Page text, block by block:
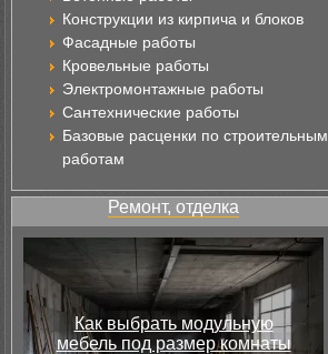
Конструкции из кирпича и блоков
Фасадные работы
Кровельные работы
Электромонтажные работы
Сантехнические работы
Базовые расценки по строительным
работам
Ремонт, отделка
Как выбрать модульную
мебель под размер комнаты